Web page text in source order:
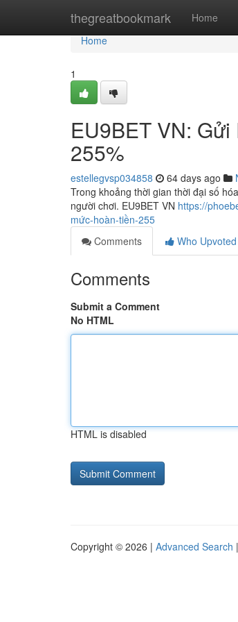
thegreatbookmark Home
Home
Home
1
EU9BET VN:
255%
estellegvsp034858 64 days ago
Trong khoảng thời gian thời đại số
người chơi. EU9BET VN https://
mức-hoàn-tiền-255
Comments
Who Upvoted
Comments
Submit a Comment
No HTML
HTML is disabled
Copyright © 2026 | Advanced Search |